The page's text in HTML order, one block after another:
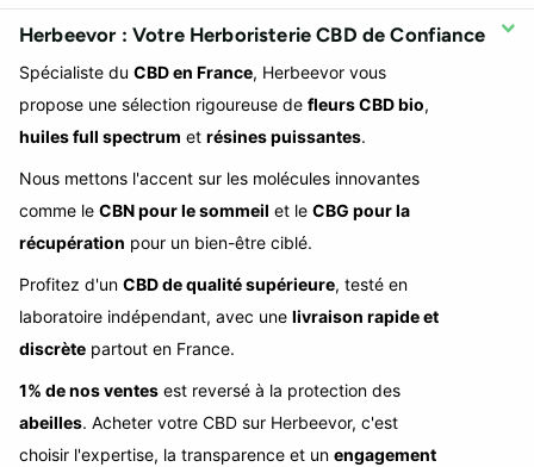
Herbeevor : Votre Herboristerie CBD de Confiance
Spécialiste du CBD en France, Herbeevor vous
propose une sélection rigoureuse de fleurs CBD bio,
huiles full spectrum et résines puissantes.
Nous mettons l'accent sur les molécules innovantes
comme le CBN pour le sommeil et le CBG pour la
récupération pour un bien-être ciblé.
Profitez d'un CBD de qualité supérieure, testé en
laboratoire indépendant, avec une livraison rapide et
discrète partout en France.
1% de nos ventes est reversé à la protection des
abeilles. Acheter votre CBD sur Herbeevor, c'est
choisir l'expertise, la transparence et un engagement